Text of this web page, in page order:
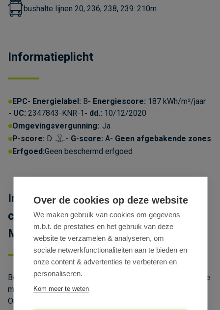
bushalte lijnen 20, 236, 238, 239: 210m
Informatieplicht
EPC Energielabel: B Energiescore: 187 kWh/m²/jaar
UC: 2347843-KNR-1 dd.: 10/12/2020
Omgevingsvergunning: Ja
P-score: D G-score: A Geen afgebakende zones
Erfgoed:Geen beschermd erfgoed
Instapklaar kantoor te huur op
commerciële zichtlocatie langs N9 in
Melle
Ben jij op zoek naar een instapklaar kantoor te huur in Melle
met een uitstekende zichtbaarheid en bereikbaarheid?
Ontdek deze volledig ingerichte kantoorruimte op het
Over de cookies op deze website
We maken gebruik van cookies om gegevens
m.b.t. de prestaties en het gebruik van deze
website te verzamelen & analyseren, om
sociale netwerkfunctionaliteiten aan te bieden en
onze content & advertenties te verbeteren en
personaliseren.
Kom meer te weten